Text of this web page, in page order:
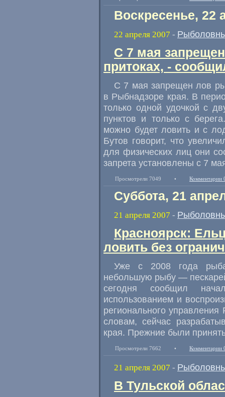
Воскресенье, 22
22 апреля 2007 -
С 7 мая
притоках, -
С 7 мая запрещен лов
в Рыбнадзоре края. В
только одной удочкой с
пунктов и только с
можно будет ловить и с
Бутов говорит, что
для физических лиц они
запрета установлены с 7
Просмотрели 7049 • Комментарии
Суббота, 21
21 апреля 2007 -
Красноярск:
ловить без
Уже с 2008 года
небольшую рыбу —
сегодня сообщил
использованием и
регионального
словам, сейчас
края. Прежние были
Просмотрели 7662 • Комментарии
21 апреля 2007 -
В Тульской